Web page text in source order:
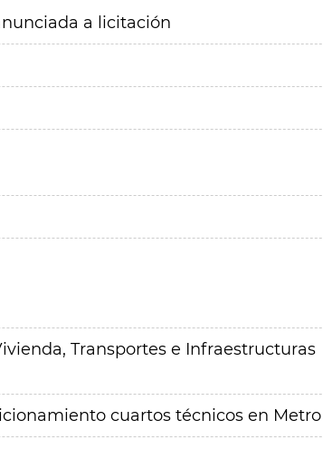
a licitación
Transportes e Infraestructuras
cuartos técnicos en